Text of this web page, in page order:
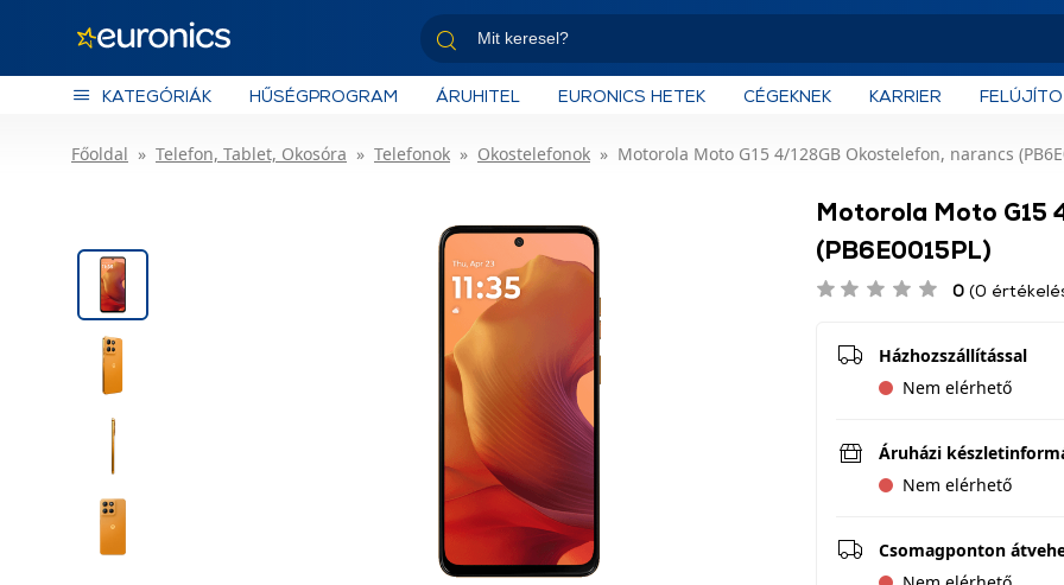
KATEGÓRIÁK HŰSÉGPROGRAM ÁRUHITEL EURONICS HETEK CÉGEKNEK KARRIER
Főoldal Telefon, Tablet, Okosóra Telefonok Okostelefonok Motorola Moto G15 4/128GB Okostelefon, narancs
Motorola Moto G15
(PB6E0015PL)
0 (0
Házhozszállítással
Nem elérhető
Áruházi
Nem elérhető
Csomagponton